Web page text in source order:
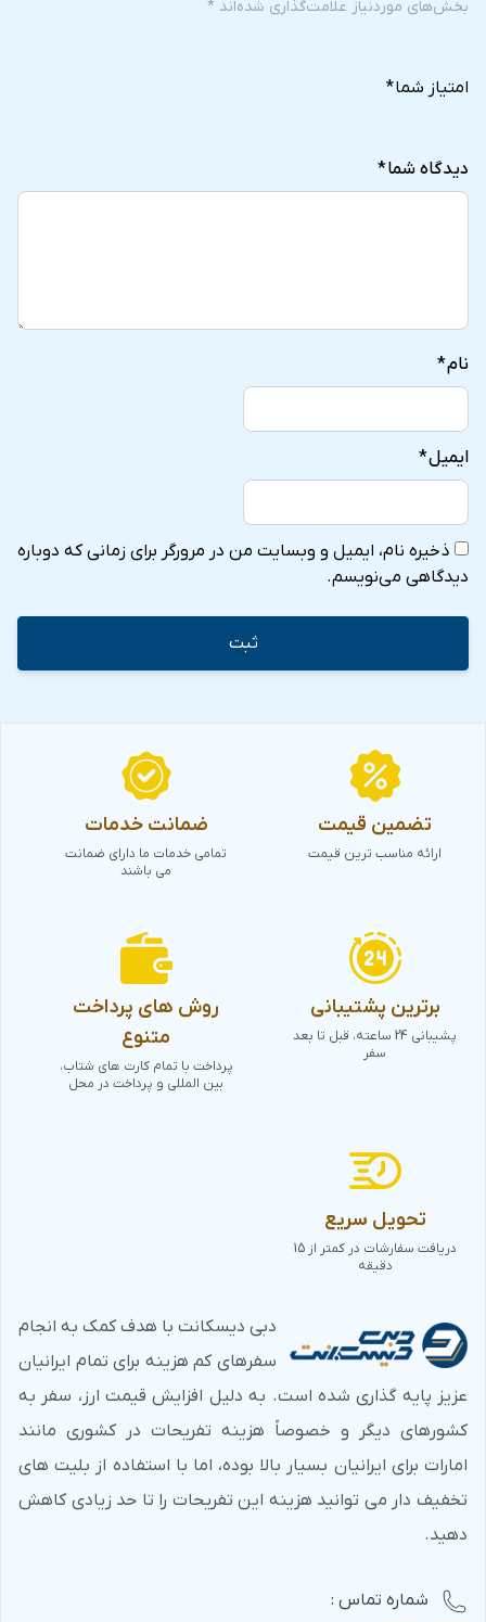
بخش‌های موردنیاز علامت‌گذاری شده‌اند *
امتیاز شما*
دیدگاه شما*
نام*
ایمیل*
ذخیره نام، ایمیل و وبسایت من در مرورگر برای زمانی که دوباره
دیدگاهی می‌نویسم.
تضمین قیمت
ارائه مناسب ترین قیمت
ضمانت خدمات
تمامی خدمات ما دارای ضمانت
می باشند
برترین پشتیبانی
پشیبانی 24 ساعته، قبل تا بعد
سفر
روش های پرداخت
متنوع
پرداخت با تمام کارت های شتاب،
بین المللی و پرداخت در محل
تحویل سریع
دریافت سفارشات در کمتر از 15
دقیقه
دبی دیسکانت با هدف کمک به انجام
سفرهای کم هزینه برای تمام ایرانیان
عزیز پایه گذاری شده است. به دلیل افزایش قیمت ارز، سفر به
کشورهای دیگر و خصوصاً هزینه تفریحات در کشوری مانند
امارات برای ایرانیان بسیار بالا بوده، اما با استفاده از بلیت های
تخفیف دار می توانید هزینه این تفریحات را تا حد زیادی کاهش
دهید.
شماره‌ تماس :